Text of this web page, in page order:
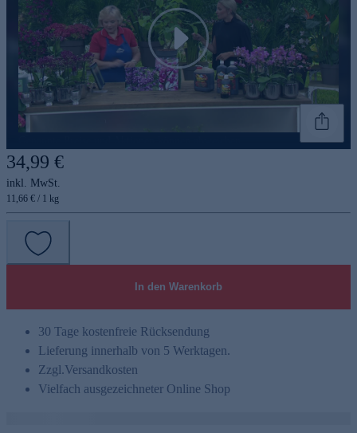
Play
34,99 €
inkl. MwSt.
11,66 € / 1 kg
In den Warenkorb
30 Tage kostenfreie Rücksendung
Lieferung innerhalb von 5 Werktagen.
Zzgl.Versandkosten
Vielfach ausgezeichneter Online Shop